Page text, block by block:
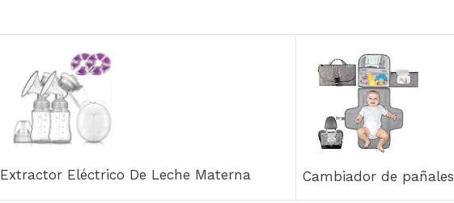
Extractor Eléctrico De Leche Materna Cambiador de pañales